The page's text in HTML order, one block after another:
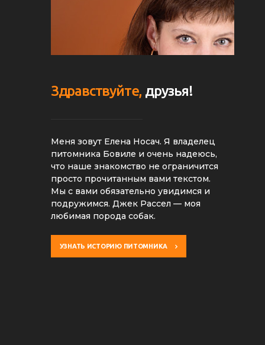
Здравствуйте, друзья!
Меня зовут Елена Носач. Я владелец
питомника Бовиле и очень надеюсь,
что наше знакомство не ограничится
просто прочитанным вами текстом.
Мы с вами обязательно увидимся и
подружимся. Джек Рассел — моя
любимая порода собак.
УЗНАТЬ ИСТОРИЮ ПИТОМНИКА